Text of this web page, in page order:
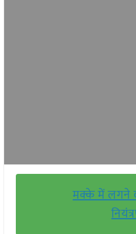
मक्के में लगने